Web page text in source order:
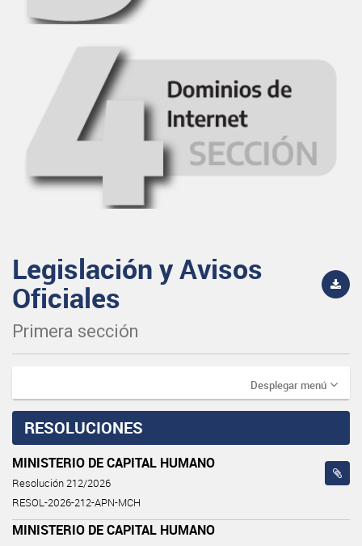
Legislación y Avisos
Oficiales
Primera sección
Desplegar menú
RESOLUCIONES
MINISTERIO DE CAPITAL HUMANO
Resolución 212/2026
RESOL-2026-212-APN-MCH
MINISTERIO DE CAPITAL HUMANO